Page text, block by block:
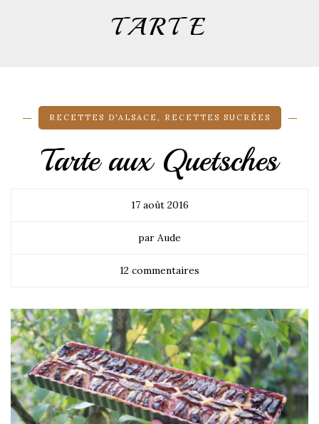
TARTE
RECETTES D'ALSACE , RECETTES SUCRÉES
Tarte aux Quetsches
17 août 2016
par Aude
12 commentaires